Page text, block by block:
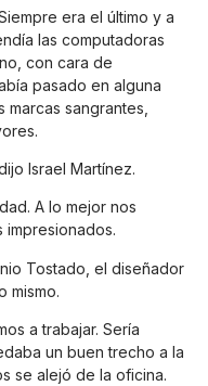
era el último y a
las computadoras
con cara de
pasado en alguna
sangrantes,
Israel Martínez.
A lo mejor nos
impresionados.
Tostado, el diseñador
mismo.
a trabajar. Sería
un buen trecho a la
se alejó de la oficina.